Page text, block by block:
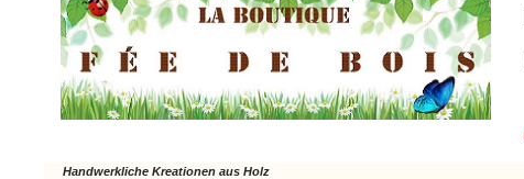
Handwerkliche Kreationen aus Holz